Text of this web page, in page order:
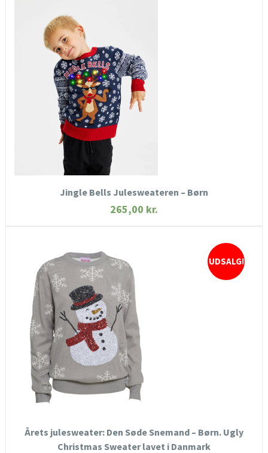
SE MERE
Jingle Bells Julesweateren – Børn
265,00 kr.
UDSALG!
HURTIGT KIG
SE MERE
Årets julesweater: Den Søde Snemand – Børn. Ugly
Christmas Sweater lavet i Danmark